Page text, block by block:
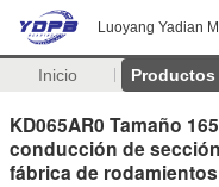
Luoyang Yadian
Inicio Productos
KD065AR0 Tamaño
conducción de
fábrica de